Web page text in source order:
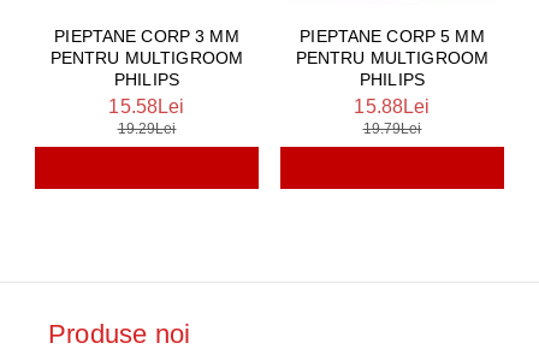
PIEPTANE CORP 3 MM
PENTRU MULTIGROOM
PHILIPS
15.58Lei
19.29Lei
PIEPTANE CORP 5 MM
PENTRU MULTIGROOM
PHILIPS
15.88Lei
19.79Lei
Produse noi